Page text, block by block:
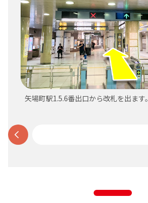
矢場町駅1.5.6番出口から改札を出ます。